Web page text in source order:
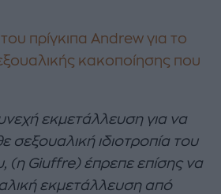
πρίγκιπα Andrew για το
κακοποίησης που
εκμετάλλευση για να
σεξουαλική ιδιοτροπία του
(η Giuffre) έπρεπε επίσης να
εκμετάλλευση από